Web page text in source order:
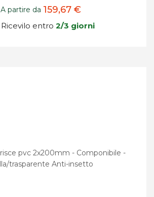
A partire da 159,67 €
Ricevilo entro 2/3 giorni